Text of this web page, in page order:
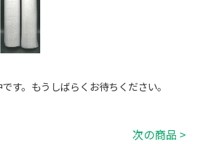
す。もうしばらくお待ちください。
次の商品 >